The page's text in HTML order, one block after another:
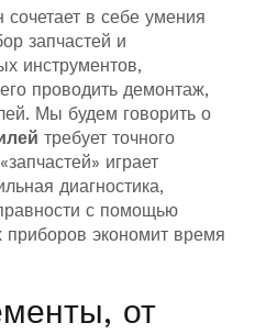
сочетает в себе умения
запчастей и
инструментов,
проводить демонтаж,
. Мы будем говорить о
требует точного
играет
диагностика,
с помощью
приборов экономит время
от